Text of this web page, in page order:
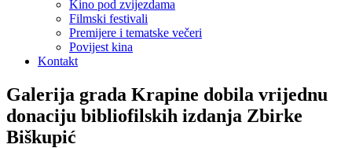
Kino pod zvijezdama
Filmski festivali
Premijere i tematske večeri
Povijest kina
Kontakt
Galerija grada Krapine dobila vrijednu
donaciju bibliofilskih izdanja Zbirke
Biškupić